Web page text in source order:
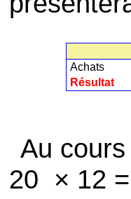
Achats
Résultat
Au
20 × 12